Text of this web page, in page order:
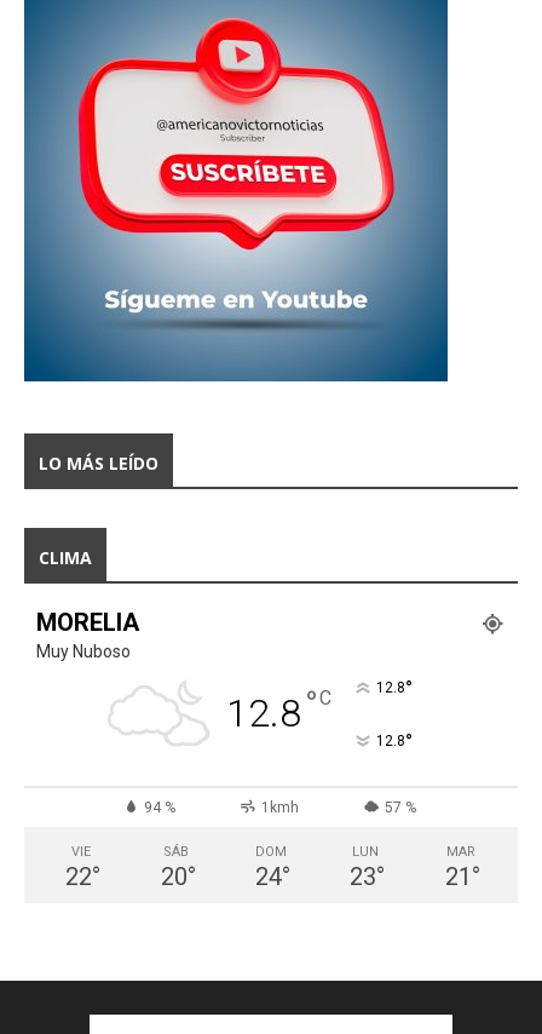
LO MÁS LEÍDO
CLIMA
MORELIA
Muy Nuboso
12.8°C 12.8°
12.8°
94 % 1kmh 57 %
VIE
22°
SÁB
20°
DOM
24°
LUN
23°
MAR
21 °